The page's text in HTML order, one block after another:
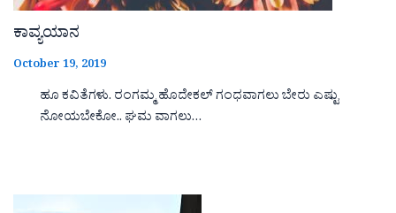
ಕಾವ್ಯಯಾನ
October 19, 2019
ಹೂ ಕವಿತೆಗಳು. ರಂಗಮ್ಮ ಹೊದೇಕಲ್ ಗಂಧವಾಗಲು ಬೇರು ಎಷ್ಟು
ನೋಯಬೇಕೋ.. ಘಮ ವಾಗಲು…